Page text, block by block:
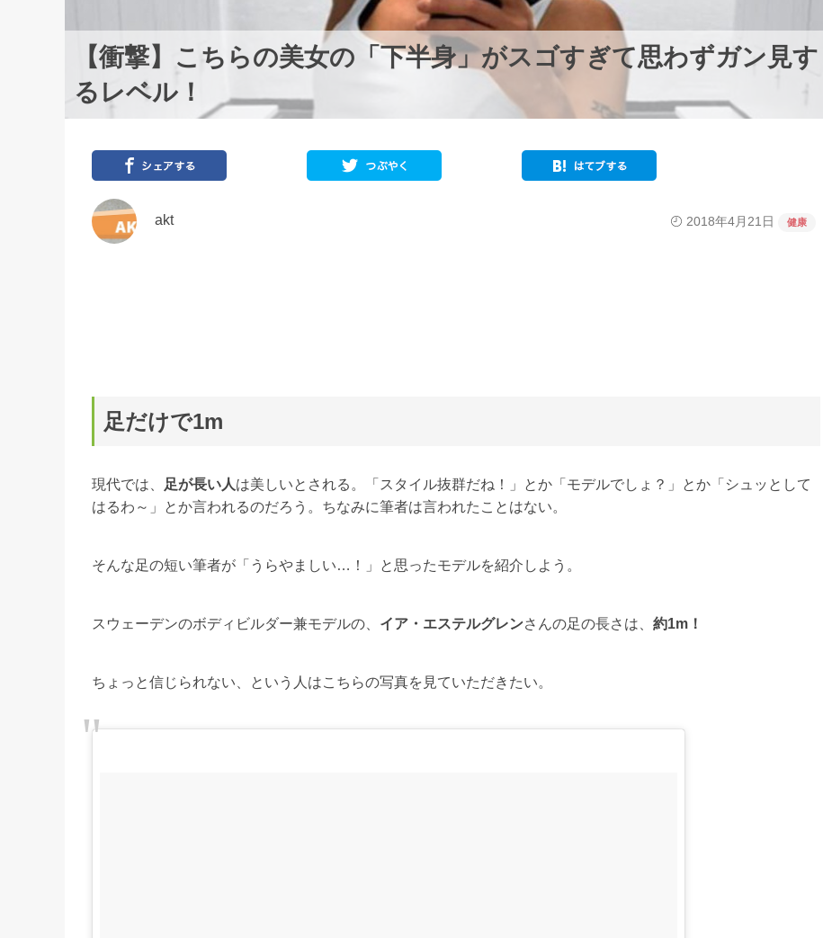
【衝撃】こちらの美女の「下半身」がスゴすぎて思わずガン見す
るレベル！
akt 2018年4月21日 健康
足だけで1m
現代では、 足が長い人は美しいとされる。「スタイル抜群だね！」とか「モデルでしょ？」とか「シュッとして
はるわ～」とか言われるのだろう。ちなみに筆者は言われたことはない。
そんな足の短い筆者が「うらやましい…！」と思ったモデルを紹介しよう。
スウェーデンのボディビルダー兼モデルの、 イア・エステルグレンさんの足の長さは、 約1m！
ちょっと信じられない、という人はこちらの写真を見ていただきたい。